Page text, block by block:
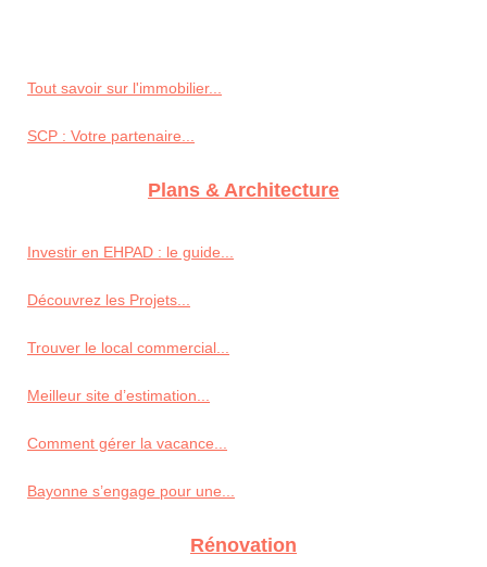
Tout savoir sur l'immobilier...
SCP : Votre partenaire...
Plans & Architecture
Investir en EHPAD : le guide...
Découvrez les Projets...
Trouver le local commercial...
Meilleur site d’estimation...
Comment gérer la vacance...
Bayonne s’engage pour une...
Rénovation